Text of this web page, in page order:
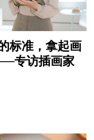
标准，拿起画
专访插画家